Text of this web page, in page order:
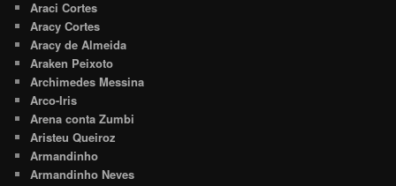
Araci Cortes
Aracy Cortes
Aracy de Almeida
Araken Peixoto
Archimedes Messina
Arco-Iris
Arena conta Zumbi
Aristeu Queiroz
Armandinho
Armandinho Neves